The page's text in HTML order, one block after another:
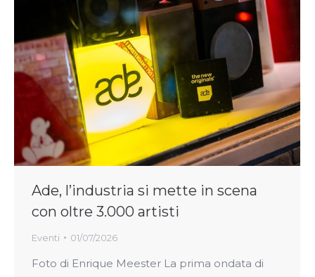
Ade, l’industria si mette in scena
con oltre 3.000 artisti
Eventi 01/07/2026
Foto di Enrique Meester La prima ondata di